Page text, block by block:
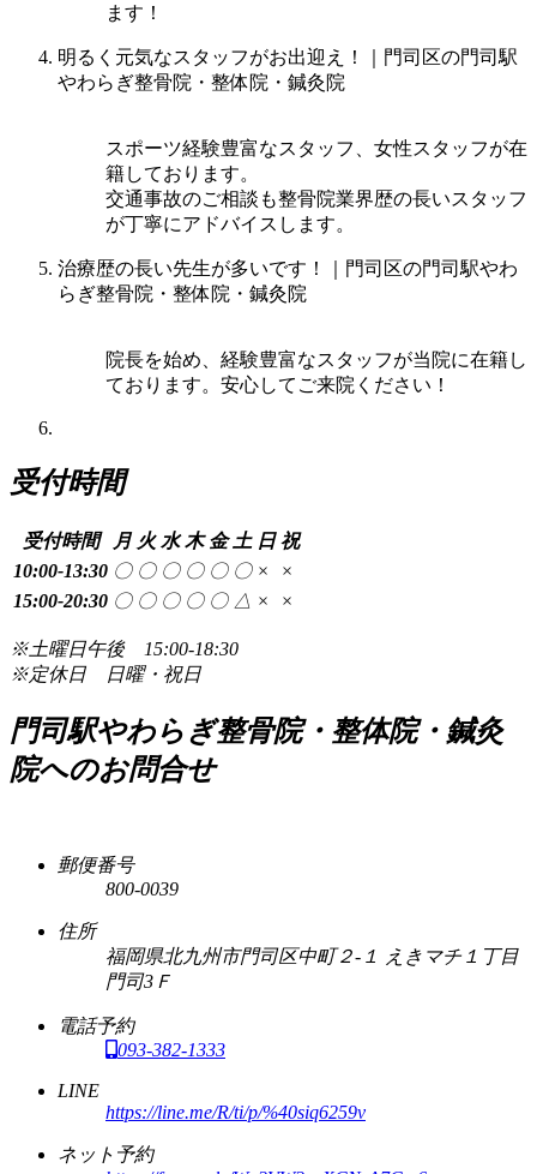
ます！
明るく元気なスタッフがお出迎え！｜門司区の門司駅
やわらぎ整骨院・整体院・鍼灸院
スポーツ経験豊富なスタッフ、女性スタッフが在
籍しております。
交通事故のご相談も整骨院業界歴の長いスタッフ
が丁寧にアドバイスします。
治療歴の長い先生が多いです！｜門司区の門司駅やわ
らぎ整骨院・整体院・鍼灸院
院長を始め、経験豊富なスタッフが当院に在籍し
ております。安心してご来院ください！
受付時間
受付時間 月 火 水 木 金 土 日 祝
10:00-13:30 〇 〇 〇 〇 〇 〇 ×
×
15:00-20:30 〇 〇 〇 〇 〇 △ × ×
※土曜日午後 15:00-18:30
※定休日 日曜・祝日
門司駅やわらぎ整骨院・整体院・鍼灸
院へのお問合せ
郵便番号
800-0039
住所
福岡県北九州市門司区中町２-１ えきマチ１丁目
門司3Ｆ
電話予約
093-382-1333
LINE
https://line.me/R/ti/p/%40siq6259v
ネット予約